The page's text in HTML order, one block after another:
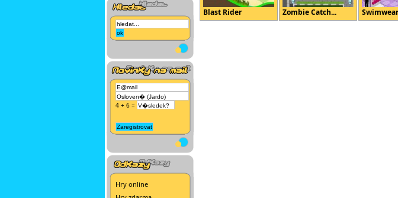
4 + 6 =
Hry online
Blast Rider Zombie Catch...